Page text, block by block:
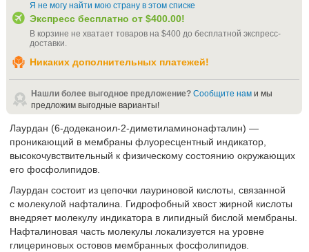
Я не могу найти мою страну в этом списке
Экспресс бесплатно от $400.00!
В корзине не хватает товаров на $400 до бесплатной экспресс-
доставки.
Никаких дополнительных платежей!
Нашли более выгодное предложение? Сообщите нам и мы
предложим выгодные варианты!
Лаурдан (6-додеканоил-2-диметиламинонафталин) —
проникающий в мембраны флуоресцентный индикатор,
высокочувствительный к физическому состоянию окружающих
его фосфолипидов.
Лаурдан состоит из цепочки лауриновой кислоты, связанной
с молекулой нафталина. Гидрофобный хвост жирной кислоты
внедряет молекулу индикатора в липидный бислой мембраны.
Нафталиновая часть молекулы локализуется на уровне
глицериновых остовов мембранных фосфолипидов.